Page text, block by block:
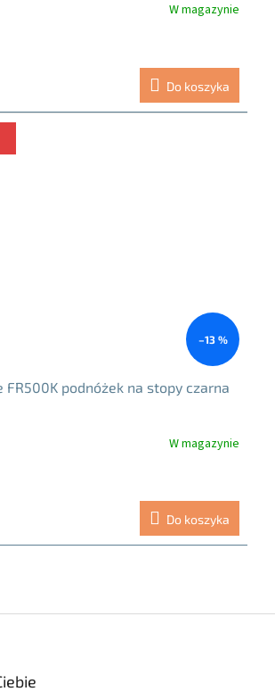
W magazynie
Do koszyka
–13 %
FR500K podnóżek na stopy czarna
W magazynie
Do koszyka